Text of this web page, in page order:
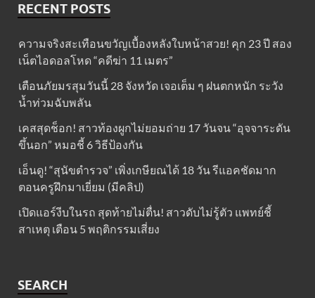
RECENT POSTS
ความจริงสะเทือนขวัญเบื้องหลังใบหน้าสวย! คุก 23 ปี สอง
เน็ตไอดอลโหด “คดีฆ่า 11 เมตร”
เตือนภัยมรสุมวันนี้ 28 จังหวัด เจอเต็ม ๆ ฝนตกหนัก ระวัง
น้ำท่วมฉับพลัน
เคสสุดช็อก! สาวท้องผูกไม่ยอมถ่าย 17 วันจน “อุจจาระดัน
ขึ้นอก” หมอชี้ 6 วิธีป้องกัน
เอ็นดู! “สุนัขตำรวจ” เพิ่งเกษียณได้ 18 วัน รีแอคชัดมาก
ตอนครูฝึกมาเยี่ยม (มีคลิป)
เปิดแอร์งีบในรถ สุดท้ายไม่ตื่น! สาวดับไม่รู้ตัว แพทย์ชี้
สาเหตุ เตือน 5 พฤติกรรมเสี่ยง
SEARCH